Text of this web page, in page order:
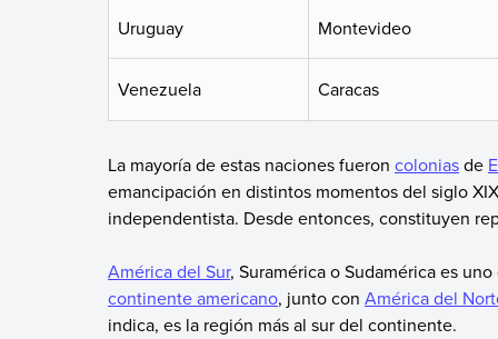
Uruguay Montevideo
Venezuela Caracas
La mayoría de estas naciones fueron coloniasde
emancipación en distintos momentos del siglo
independentista. Desde entonces, constituyen
América del Sur, Suramérica o Sudamérica es
continente americano, junto con América del
indica, es la región más al sur del continente.